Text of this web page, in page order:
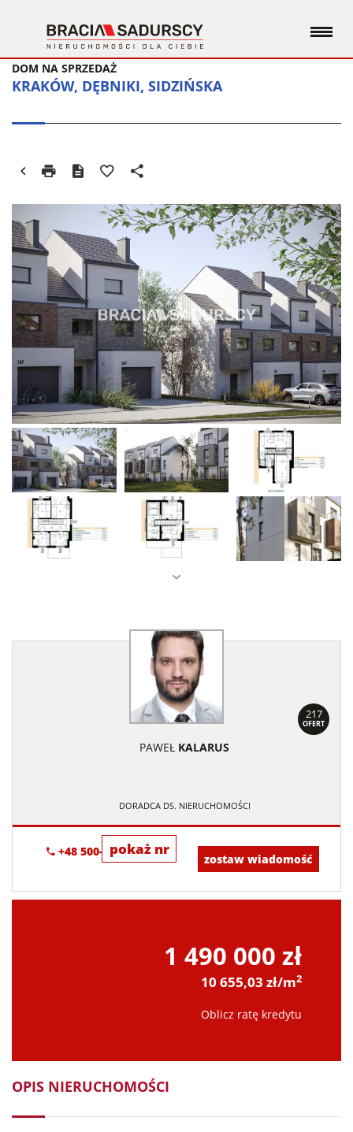
KRAKÓW, DĘBNIKI, SIDZIŃSKA
DOM NA SPRZEDAŻ
217
OFERT
PAWEŁ KALARUS
DORADCA DS. NIERUCHOMOŚCI
pokaż nr
+48 500-673-615
zostaw wiadomość
1 490 000 zł
10 655,03 zł/m2
Oblicz ratę kredytu
OPIS NIERUCHOMOŚCI